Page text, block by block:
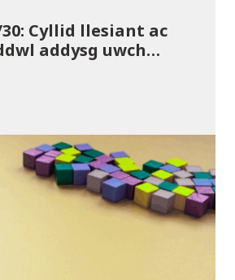
Cyllid llesiant ac
addysg uwch